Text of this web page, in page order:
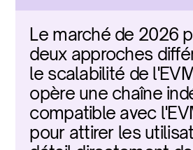
Le marché de 2026
deux approches
le scalabilité de
opère une chaîne
compatible avec
pour attirer les